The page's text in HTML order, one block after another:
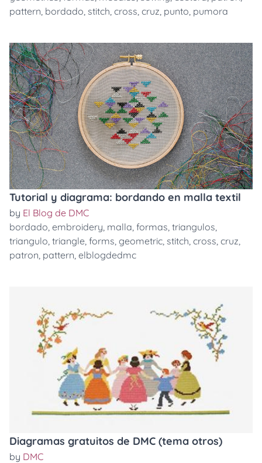
pattern, bordado, stitch, cross, cruz, punto, pumora
Tutorial y diagrama: bordando en malla textil
by El Blog de DMC
bordado, embroidery, malla, formas, triangulos,
triangulo, triangle, forms, geometric, stitch, cross, cruz,
patron, pattern, elblogdedmc
Diagramas gratuitos de DMC (tema otros)
by DMC